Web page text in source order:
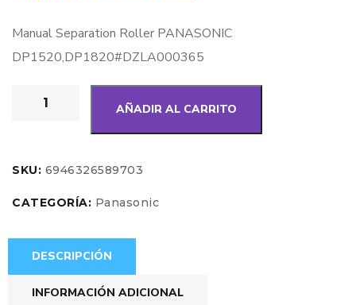
Manual Separation Roller PANASONIC
DP1520,DP1820#DZLA000365
AÑADIR AL CARRITO
SKU: 6946326589703
CATEGORÍA: Panasonic
DESCRIPCIÓN
INFORMACIÓN ADICIONAL